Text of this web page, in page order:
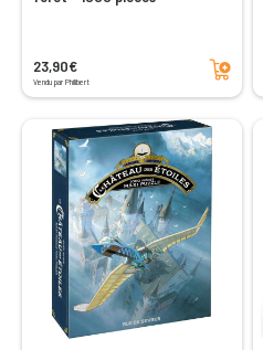
23,90€
Vendu par Philibert
Ajouter au panier